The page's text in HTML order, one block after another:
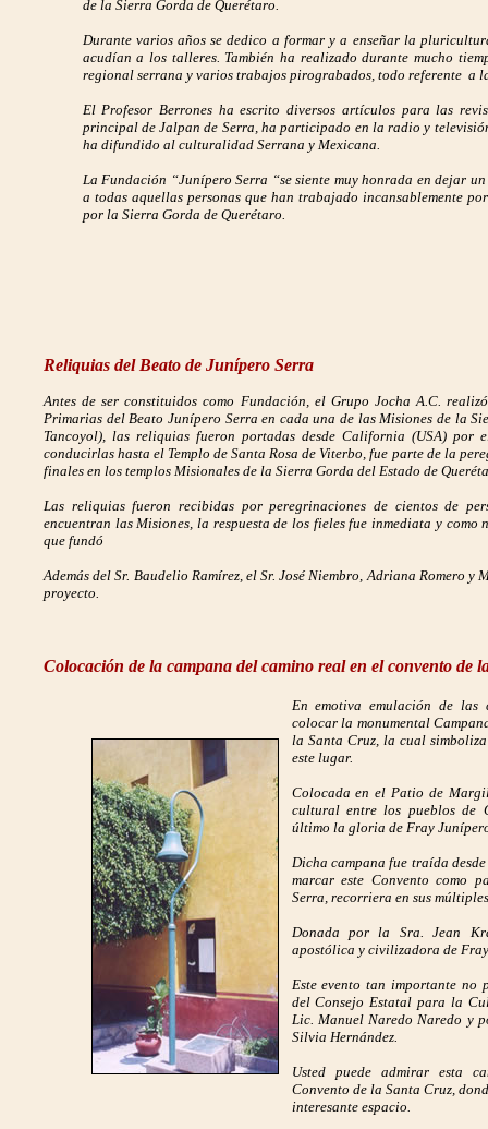
de la Sierra Gorda de Querétaro.
Durante varios años se dedico a formar y a enseñar la
acudían a los talleres. También ha realizado durante mucho
regional serrana y varios trabajos pirograbados, todo referente a
El Profesor Berrones ha escrito diversos artículos para las
principal de Jalpan de Serra, ha participado en la radio y
ha difundido al culturalidad Serrana y Mexicana.
La Fundación “Junípero Serra “se siente muy honrada en dejar
a todas aquellas personas que han trabajado incansablemente
por la Sierra Gorda de Querétaro.
Reliquias del Beato de Junípero Serra
Antes de ser constituidos como Fundación, el Grupo Jocha A.C.
Primarias del Beato Junípero Serra en cada una de las Misiones de la
Tancoyol), las reliquias fueron portadas desde California (USA) por
conducirlas hasta el Templo de Santa Rosa de Viterbo, fue parte de la
finales en los templos Misionales de la Sierra Gorda del Estado de
Las reliquias fueron recibidas por peregrinaciones de cientos de
encuentran las Misiones, la respuesta de los fieles fue inmediata y
que fundó
Además del Sr. Baudelio Ramírez, el Sr. José Niembro, Adriana Romero
proyecto.
Colocación de la campana del camino real en el convento de
En emotiva emulación de las
colocar la monumental
la Santa Cruz, la cual
este lugar.
Colocada en el Patio de
cultural entre los pueblos de
último la gloria de Fray
Dicha campana fue traída
marcar este Convento como
Serra, recorriera en sus
Donada por la Sra. Jean
apostólica y civilizadora de
Este evento tan importante no
del Consejo Estatal para la
Lic. Manuel Naredo Naredo y
Silvia Hernández.
Usted puede admirar esta
Convento de la Santa Cruz,
interesante espacio.